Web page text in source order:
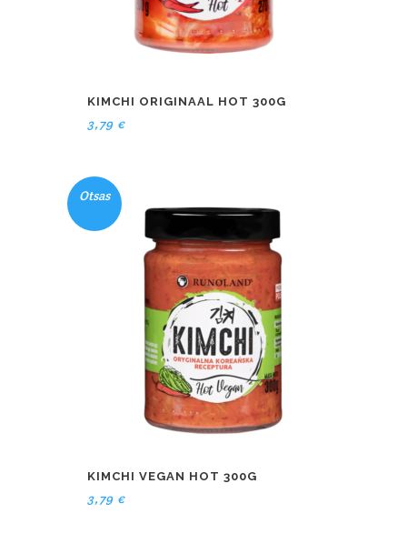
KIMCHI ORIGINAAL HOT 300G
3,79 €
Otsas
KIMCHI VEGAN HOT 300G
3,79 €